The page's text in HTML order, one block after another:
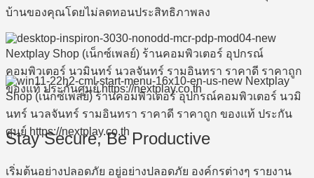
บ้านของคุณโดยไม่ลดทอนประสิทธิภาพลง
Stay Secure, Be Productive
เริ่มต้นอย่างปลอดภัย อยู่อย่างปลอดภัย องค์กรต่างๆ รายงาน